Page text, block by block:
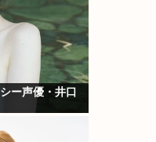
ー声優・井口